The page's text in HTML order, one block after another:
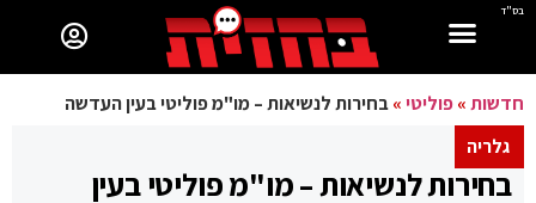
בס"ד
חדשות»פוליטי»בחירות לנשיאות – מו"מ פוליטי בעין העדשה
גלריה
בחירות לנשיאות – מו"מ פוליטי בעין